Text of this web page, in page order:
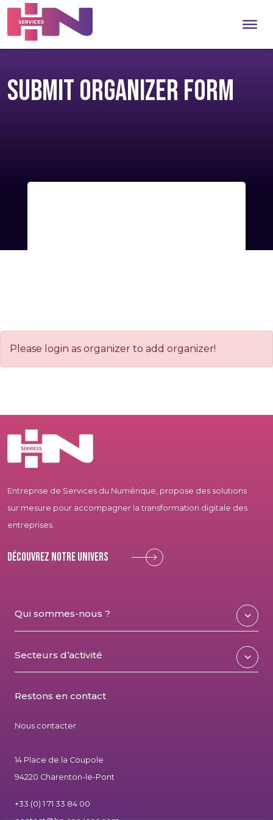
Submit Organizer Form
Please login as organizer to add organizer!
Entreprise de Services du Numérique, propose des solutions
sur mesure pour accompagner la transformation digitale des
entreprises.
Découvrez notre univers
Qui sommes-nous ?
Secteurs d’activité
Restons en contact
Nous contacter
14 Place de la Coupole
94220 Charenton-le-Pont
+33 (0) 1 71 33 84 00